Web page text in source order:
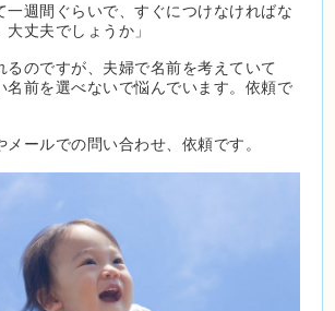
一週間ぐらいで、すぐにつけなければな
丈夫でしょうか」
るのですが、夫婦で名前を考えていて
名前を選べないで悩んでいます。依頼で
メールでの問い合わせ、依頼です。